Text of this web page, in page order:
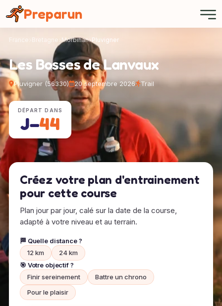
Preparun
France Bretagne Morbihan Pluvigner
Les Bosses de Lanvaux
Pluvigner (56330) 20 septembre 2026 Trail
DÉPART DANS
J−44
Créez votre plan d'entrainement
pour cette course
Plan jour par jour, calé sur la date de la course,
adapté à votre niveau et au terrain.
🏁 Quelle distance ?
12 km
24 km
🎯 Votre objectif ?
Finir sereinement
Battre un chrono
Pour le plaisir
Panneau de gestion des cookies